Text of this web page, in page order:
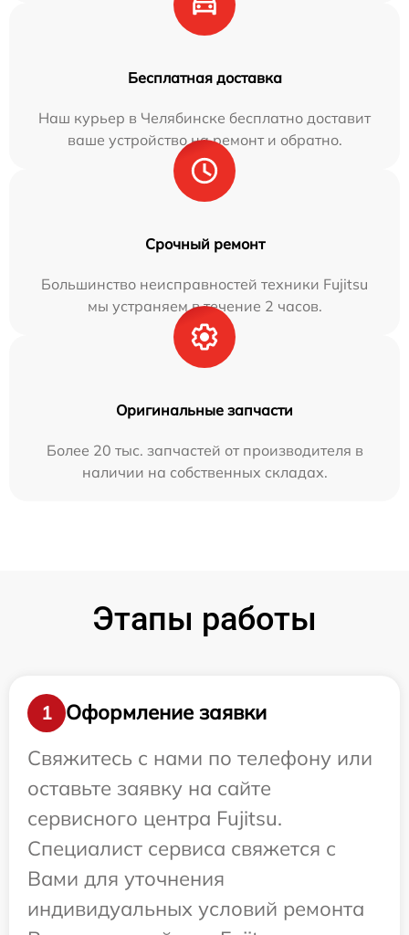
Бесплатная доставка
Наш курьер в Челябинске бесплатно доставит
ваше устройство на ремонт и обратно.
Срочный ремонт
Большинство неисправностей техники Fujitsu
мы устраняем в течение 2 часов.
Оригинальные запчасти
Более 20 тыс. запчастей от производителя в
наличии на собственных складах.
Этапы работы
1
Оформление заявки
Свяжитесь с нами по телефону или
оставьте заявку на сайте
сервисного центра Fujitsu.
Специалист сервиса свяжется с
Вами для уточнения
индивидуальных условий ремонта